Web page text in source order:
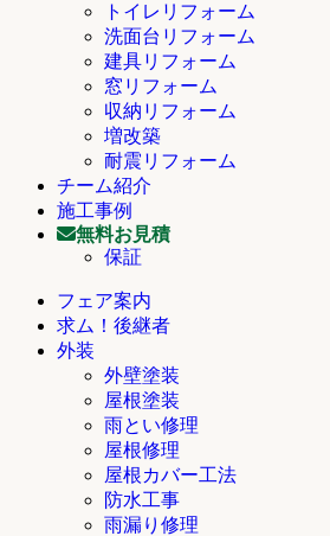
トイレリフォーム
洗面台リフォーム
建具リフォーム
窓リフォーム
収納リフォーム
増改築
耐震リフォーム
チーム紹介
施工事例
無料お見積
保証
フェア案内
求ム！後継者
外装
外壁塗装
屋根塗装
雨とい修理
屋根修理
屋根カバー工法
防水工事
雨漏り修理